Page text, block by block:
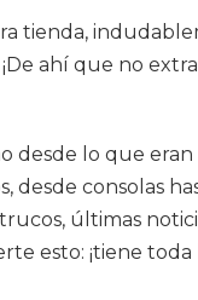
tienda,
¡De ahí que no
lo que
consolas
últimas
esto: ¡tiene